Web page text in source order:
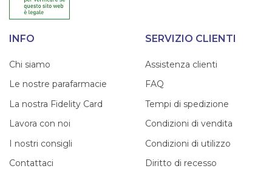
INFO
Chi siamo
Le nostre parafarmacie
La nostra Fidelity Card
Lavora con noi
I nostri consigli
Contattaci
SERVIZIO CLIENTI
Assistenza clienti
FAQ
Tempi di spedizione
Condizioni di vendita
Condizioni di utilizzo
Diritto di recesso